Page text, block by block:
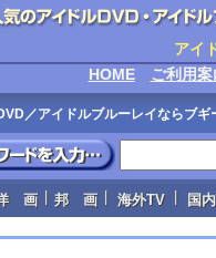
アイ
HOME
ご利用案
／アイドルブルーレイならブ
画 | 邦 画 | 海外TV | 国